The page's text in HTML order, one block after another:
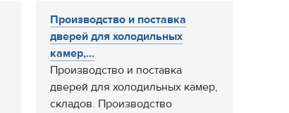
Производство и поставка
дверей для холодильных
камер,...
Производство и поставка
дверей для холодильных камер,
складов. Производство